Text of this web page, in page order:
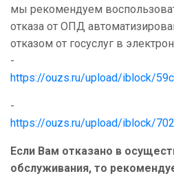
мы рекомендуем
отказа от ОПД
отказом от госуслуг в
-
https://ouzs.ru/upload/iblock/
-
https://ouzs.ru/upload/iblock/
Если Вам отказано в
обслуживания, то